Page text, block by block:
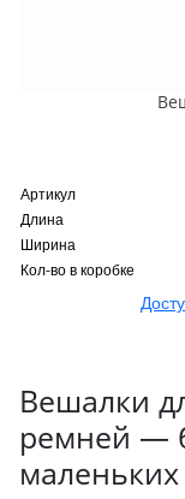
Артикул
Длина
Ширина
Кол-во в коробке
Вешалки
ремней —